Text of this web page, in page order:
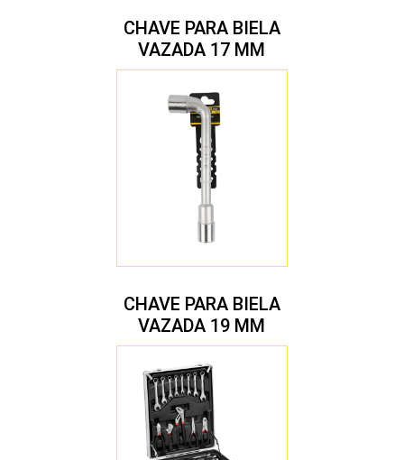
CHAVE PARA BIELA
VAZADA 17 MM
CHAVE PARA BIELA
VAZADA 19 MM